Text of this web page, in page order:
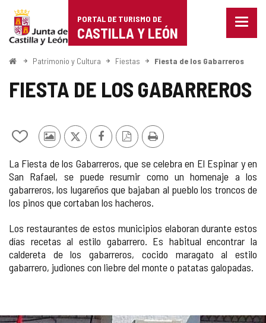
Portal
de
Turismo
de
Castilla
León
PORTAL DE TURISMO DE
CASTILLA Y LEÓN
Menu
InicioPatrimonio y Cultura Fiestas Fiesta de los Gabarreros
FIESTA DE LOS GABARREROS
Añadir/quitar
mis
cuadernos
Fotos
otros
turistas
X FacebookVersiónImprimir
La Fiesta de los Gabarreros, que se celebra en El Espinar y en
San Rafael, se puede resumir como un homenaje a los
gabarreros, los lugareños que bajaban al pueblo los troncos de
los pinos que cortaban los hacheros.
Los restaurantes de estos municipios elaboran durante estos
días recetas al estilo gabarrero. Es habitual encontrar la
caldereta de los gabarreros, cocido maragato al estilo
gabarrero, judiones con liebre del monte o patatas galopadas.